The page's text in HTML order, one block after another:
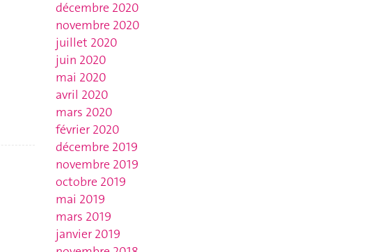
décembre 2020
novembre 2020
juillet 2020
juin 2020
mai 2020
avril 2020
mars 2020
février 2020
décembre 2019
novembre 2019
octobre 2019
mai 2019
mars 2019
janvier 2019